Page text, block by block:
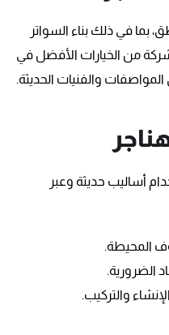
بما في ذلك بناء السواتر
من الخيارات الأفضل في
والفنيات الحديثة.
أساليب حديثة وعبر
المحيطة.
الضرورية.
والتركيب.